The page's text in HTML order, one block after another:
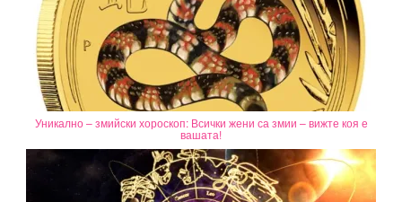
Уникално – змийски хороскоп: Всички жени са змии – вижте коя е
вашата!